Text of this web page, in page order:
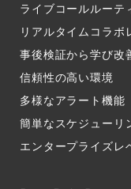
ライブコールルーテ
リアルタイムコラボ
事後検証から学び改
信頼性の高い環境​
多様なアラート機能​
簡単なスケジューリ
エンタープライズレ